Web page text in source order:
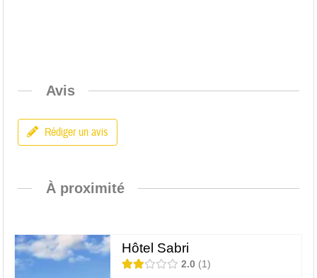
Avis
Rédiger un avis
À proximité
Hôtel Sabri
2.0
1